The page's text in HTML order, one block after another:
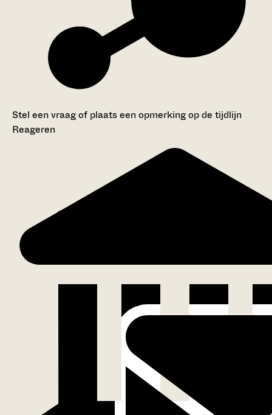
Stel een vraag of plaats een opmerking op de tijdlijn
Reageren